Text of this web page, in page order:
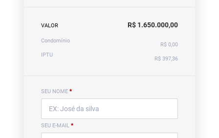
VALOR R$ 1.650.000,00
Condomínio
R$ 0,00
IPTU
R$ 397,36
SEU NOME *
SEU E-MAIL *